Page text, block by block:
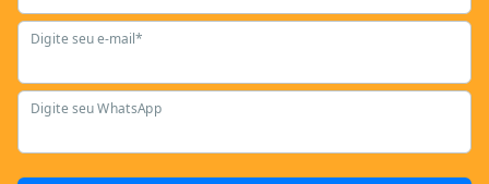
Digite seu e-mail*
Digite seu WhatsApp